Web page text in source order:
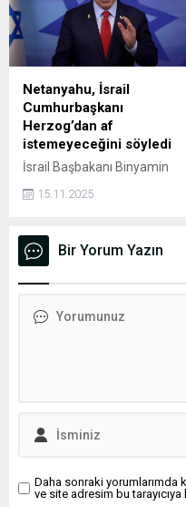
Netanyahu, İsrail
Cumhurbaşkanı
Herzog’dan af
istemeyeceğini söyledi
İsrail Başbakanı Binyamin
yolsuzluk davasının
kabul etmesine bağlı
olmaya devam ettiği sürece
bulunmayacağını belirtti.
15.11.2025
Bir Yorum Yazın
Daha sonraki yorumlarımda
ve site adresim bu